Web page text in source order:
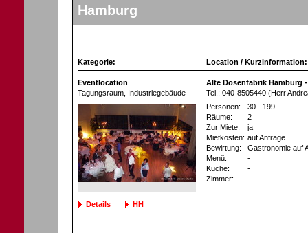
Hamburg
Kategorie: Location / Kurzinformation:
Eventlocation
Tagungsraum , Industriegebäude
Alte Dosenfabrik Hamburg
Tel.: 040-8505440 (Herr
Details HH
Personen:
30 - 199
Räume:
2
Zur Miete:
ja
Mietkosten: auf Anfrage
Bewirtung:
Gastronomie auf
Menü:
-
Küche:
-
Zimmer:
-